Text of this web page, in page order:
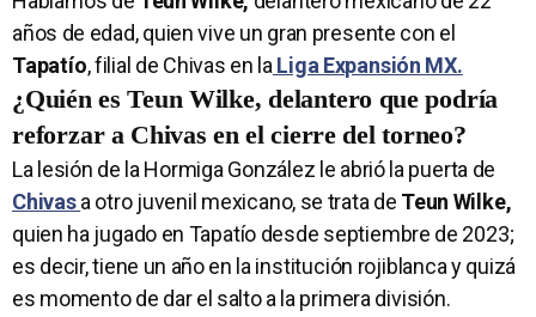
años de edad, quien vive un gran presente con el
Tapatío, filial de Chivas en laLiga Expansión MX.
¿Quién es Teun Wilke, delantero que podría
reforzar a Chivas en el cierre del torneo?
La lesión de la Hormiga González le abrió la puerta de
Chivasa otro juvenil mexicano, se trata de Teun Wilke,
quien ha jugado en Tapatío desde septiembre de 2023;
es decir, tiene un año en la institución rojiblanca y quizá
es momento de dar el salto a la primera división.